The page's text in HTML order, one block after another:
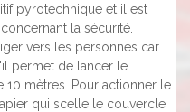
pyrotechnique et il est
la sécurité.
vers les personnes car
permet de lancer le
10 mètres. Pour actionner le
qui scelle le couvercle